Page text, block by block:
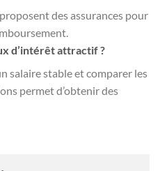
des assurances pour
d’intérêt attractif ?
salaire stable et comparer les
permet d’obtenir des